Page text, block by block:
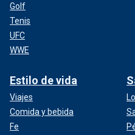
Golf
Tenis
UFC
WWE
Estilo de vida
Viajes
Comida y bebida
Fe